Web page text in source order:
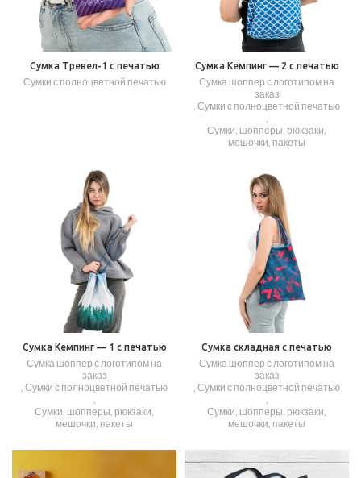
Сумка Тревел-1 с печатью
Сумки с полноцветной печатью
Сумка Кемпинг — 2 с печатью
Сумка шоппер с логотипом на
заказ
, Сумки с полноцветной печатью
,
Сумки, шопперы, рюкзаки,
мешочки, пакеты
Сумка Кемпинг — 1 с печатью
Сумка шоппер с логотипом на
заказ
, Сумки с полноцветной печатью
,
Сумки, шопперы, рюкзаки,
мешочки, пакеты
Сумка складная с печатью
Сумка шоппер с логотипом на
заказ
, Сумки с полноцветной печатью
,
Сумки, шопперы, рюкзаки,
мешочки, пакеты